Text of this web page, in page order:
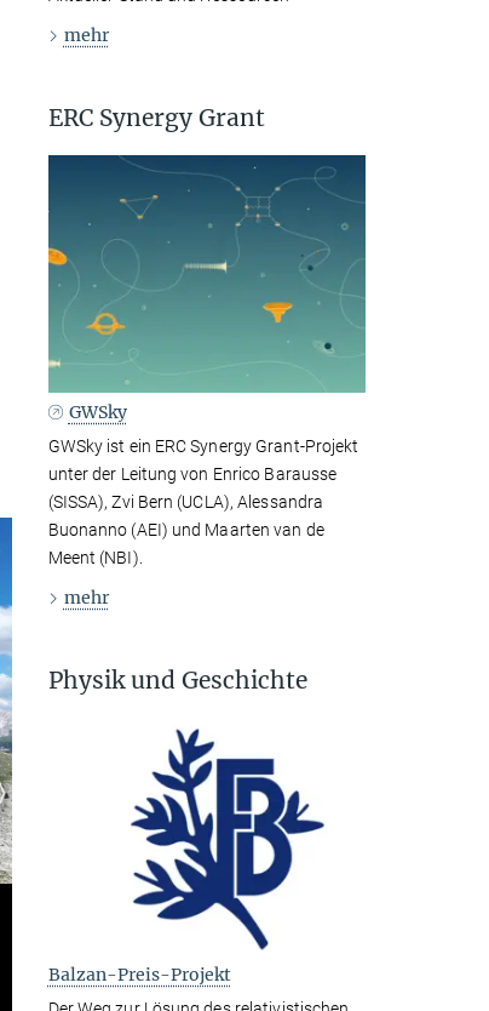
Neue Rekorde der
Präzisionsastronomie mit
Gravitationswellen im neuen LIGO-
mehr
ERC Synergy Grant
GWSky
GWSky ist ein ERC Synergy Grant-Projekt
unter der Leitung von Enrico Barausse
(SISSA), Zvi Bern (UCLA), Alessandra
Buonanno (AEI) und Maarten van de
Meent (NBI).
mehr
Physik und Geschichte
Balzan-Preis-Projekt